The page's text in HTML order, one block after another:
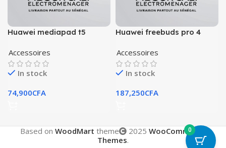
Huawei mediapad t5
Accessoires
In stock
74,900CFA
Huawei freebuds pro 4
Accessoires
In stock
187,250CFA
Based on WoodMart theme 2025 WooCommerce
Themes.
0